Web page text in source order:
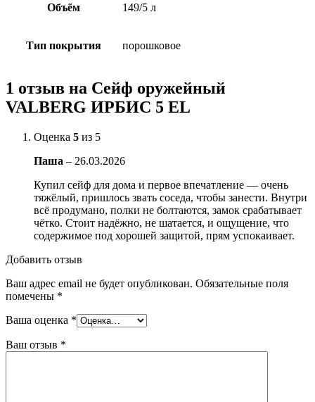
Объём 149/5 л
Тип покрытия порошковое
1 отзыв на Сейф оружейный
VALBERG ИРБИС 5 EL
Оценка 5 из 5
Паша – 26.03.2026
Купил сейф для дома и первое впечатление — очень
тяжёлый, пришлось звать соседа, чтобы занести. Внутри
всё продумано, полки не болтаются, замок срабатывает
чётко. Стоит надёжно, не шатается, и ощущение, что
содержимое под хорошей защитой, прям успокаивает.
Добавить отзыв
Ваш адрес email не будет опубликован. Обязательные поля
помечены *
Ваша оценка *
Ваш отзыв *